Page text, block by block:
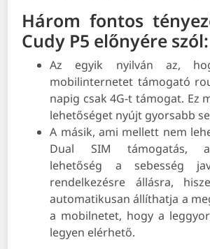
Három fontos
Cudy P5 előnyére szól:
Az egyik nyilván az,
mobilinternetet támogató
napig csak 4G-t támogat. Ez
lehetőséget nyújt gyorsabb
A másik, ami mellett nem
Dual SIM támogatás,
lehetőség a sebesség
rendelkezésre állásra,
automatikusan állíthatja a
a mobilnetet, hogy a
legyen elérhető.